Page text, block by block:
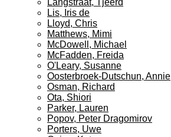
Langstraat, Tjeerd
Lis, Iris de
Lloyd, Chris
Matthews, Mimi
McDowell, Michael
McFadden, Freida
O'Leary, Susanne
Oosterbroek-Dutschun, Annie
Osman, Richard
Ota, Shiori
Parker, Lauren
Popov, Peter Dragomirov
Porters, Uwe